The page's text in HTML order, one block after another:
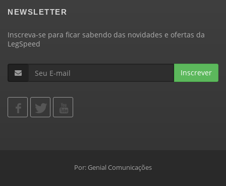
NEWSLETTER
Inscreva-se para ficar sabendo das novidades e ofertas da
LegSpeed
Inscrever
Por: Genial Comunicações